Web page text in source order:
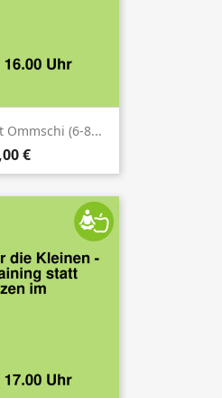
Ommschi (6-8...
€